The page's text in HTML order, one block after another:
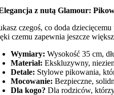
z nutą Glamour:
czegoś, co doda
czemu zapewnia jeszcze
Wymiary: Wysokość 35 cm,
Materiał: Ekskluzywny,
Detale: Stylowe pikowania,
Mocowanie: Bezpieczne,
Dla kogo? Dla rodziców,